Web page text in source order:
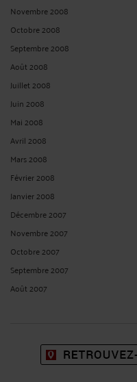
Novembre 2008
Octobre 2008
Septembre 2008
Août 2008
Juillet 2008
Juin 2008
Mai 2008
Avril 2008
Mars 2008
Février 2008
Janvier 2008
Décembre 2007
Novembre 2007
Octobre 2007
Septembre 2007
Août 2007